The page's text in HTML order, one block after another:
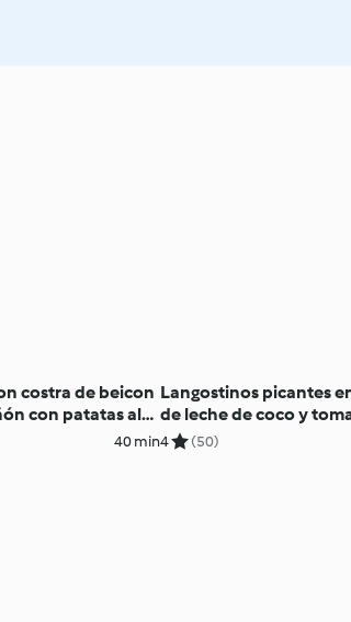
costra de beicon
con patatas al
40 min
Langostinos picantes
de leche de coco y
4 (50)